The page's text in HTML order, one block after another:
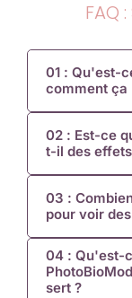
FAQ
01 : Qu'est-
comment ça
02 : Est-ce
t-il des
03 :
pour voir
04 : Qu'est-
sert ?